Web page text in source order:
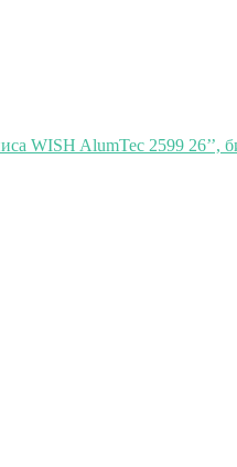
WISH AlumTec 2599 26’’,